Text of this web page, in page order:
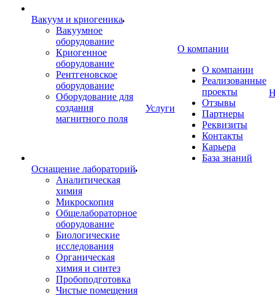
Вакуум и криогеника
Вакуумное
оборудование
Криогенное
оборудование
Рентгеновское
оборудование
Оборудование для
создания
магнитного поля
Оснащение лабораторий
Аналитическая
химия
Микроскопия
Общелабораторное
оборудование
Биологические
исследования
Органическая
химия и синтез
Пробоподготовка
Чистые помещения
Услуги
О компании
О компании
Реализованные
проекты
Отзывы
Партнеры
Реквизиты
Контакты
Карьера
База знаний